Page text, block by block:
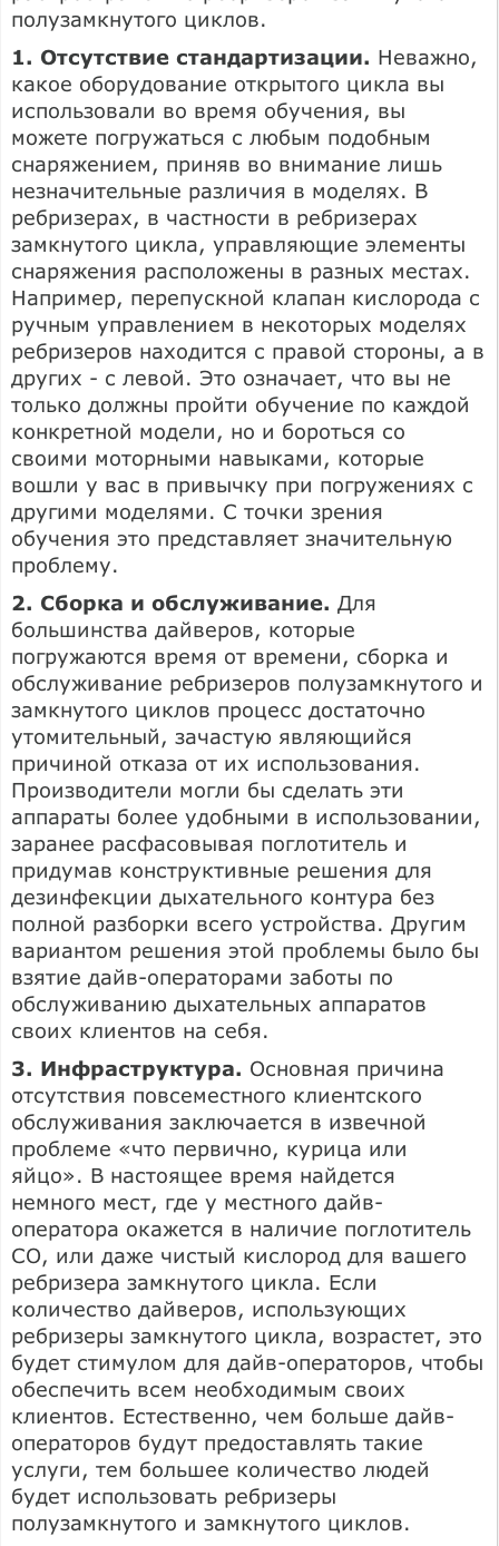
полузамкнутого циклов.
1. Отсутствие стандартизации. Неважно,
какое оборудование открытого цикла вы
использовали во время обучения, вы
можете погружаться с любым подобным
снаряжением, приняв во внимание лишь
незначительные различия в моделях. В
ребризерах, в частности в ребризерах
замкнутого цикла, управляющие элементы
снаряжения расположены в разных местах.
Например, перепускной клапан кислорода с
ручным управлением в некоторых моделях
ребризеров находится с правой стороны, а в
других - с левой. Это означает, что вы не
только должны пройти обучение по каждой
конкретной модели, но и бороться со
своими моторными навыками, которые
вошли у вас в привычку при погружениях с
другими моделями. С точки зрения
обучения это представляет значительную
проблему.
2. Сборка и обслуживание. Для
большинства дайверов, которые
погружаются время от времени, сборка и
обслуживание ребризеров полузамкнутого и
замкнутого циклов процесс достаточно
утомительный, зачастую являющийся
причиной отказа от их использования.
Производители могли бы сделать эти
аппараты более удобными в использовании,
заранее расфасовывая поглотитель и
придумав конструктивные решения для
дезинфекции дыхательного контура без
полной разборки всего устройства. Другим
вариантом решения этой проблемы было бы
взятие дайв-операторами заботы по
обслуживанию дыхательных аппаратов
своих клиентов на себя.
3. Инфраструктура. Основная причина
отсутствия повсеместного клиентского
обслуживания заключается в извечной
проблеме «что первично, курица или
яйцо». В настоящее время найдется
немного мест, где у местного дайв-
оператора окажется в наличие поглотитель
СО, или даже чистый кислород для вашего
ребризера замкнутого цикла. Если
количество дайверов, использующих
ребризеры замкнутого цикла, возрастет, это
будет стимулом для дайв-операторов, чтобы
обеспечить всем необходимым своих
клиентов. Естественно, чем больше дайв-
операторов будут предоставлять такие
услуги, тем большее количество людей
будет использовать ребризеры
полузамкнутого и замкнутого циклов.